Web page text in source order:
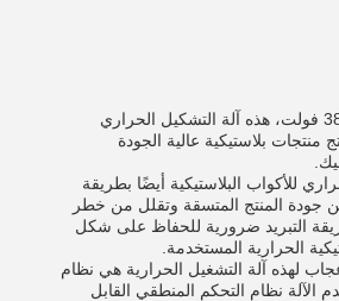
مع طاقة عالية من 380 فولت، هذه آلة التشكيل الحراري
منتجات بلاستيكية عالية الجودة
للأكواب البلاستيكية أيضًا بطريقة
جودة المنتج المتسقة وتقلل من خطر
التبريد ضرورية للحفاظ على شكل
الحرارية المستخدمة.
لهذه آلة التشغيل الحرارية هي نظام
الآلة نظام التحكم المنطقي القابل